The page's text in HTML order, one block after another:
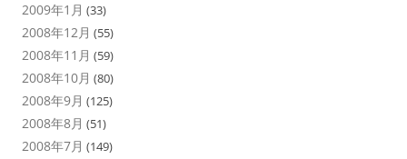
2009年1月 (33)
2008年12月 (55)
2008年11月 (59)
2008年10月 (80)
2008年9月 (125)
2008年8月 (51)
2008年7月 (149)